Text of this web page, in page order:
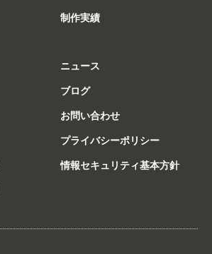
制作実績
ニュース
ブログ
お問い合わせ
プライバシーポリシー
情報セキュリティ基本方針